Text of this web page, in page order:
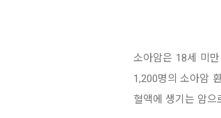
소아암은 18세 미
1,200명의 소아암
혈액에 생기는 암으